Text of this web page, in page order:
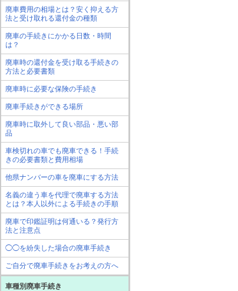
廃車費用の相場とは？安く抑える方
法と受け取れる還付金の種類
廃車の手続きにかかる日数・時間
は？
廃車時の還付金を受け取る手続きの
方法と必要書類
廃車時に必要な保険の手続き
廃車手続きができる場所
廃車時に取外して良い部品・悪い部
品
車検切れの車でも廃車できる！手続
きの必要書類と費用相場
他県ナンバーの車を廃車にする方法
名義の違う車を代理で廃車する方法
とは？本人以外による手続きの手順
廃車で印鑑証明は何通いる？発行方
法と注意点
◯◯を紛失した場合の廃車手続き
ご自分で廃車手続きをお考えの方へ
車種別廃車手続き